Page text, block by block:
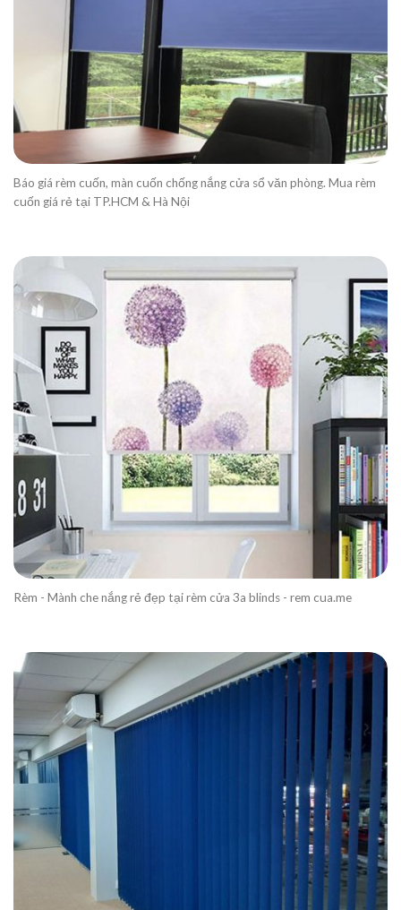
Báo giá rèm cuốn, màn cuốn chống nắng cửa sổ văn phòng. Mua rèm
cuốn giá rẻ tại TP.HCM & Hà Nội
Rèm - Mành che nắng rẻ đẹp tại rèm cửa 3a blinds - rem cua.me